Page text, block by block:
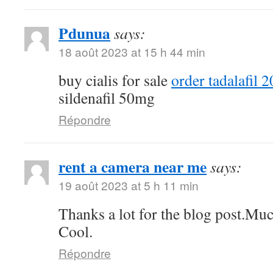
Pdunuasays:
18 août 2023 at 15 h 44 min
buy cialis for saleorder tadalafil
sildenafil 50mg
Répondre
rent a camera near mesays:
19 août 2023 at 5 h 11 min
Thanks a lot for the blog
Cool.
Répondre